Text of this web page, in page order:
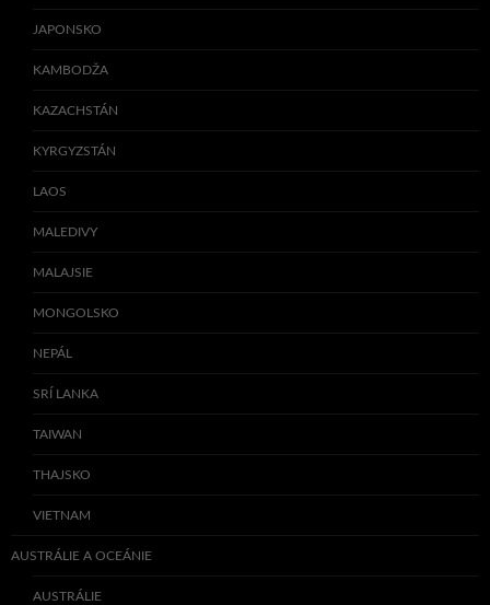
JAPONSKO
KAMBODŽA
KAZACHSTÁN
KYRGYZSTÁN
LAOS
MALEDIVY
MALAJSIE
MONGOLSKO
NEPÁL
SRÍ LANKA
TAIWAN
THAJSKO
VIETNAM
AUSTRÁLIE A OCEÁNIE
AUSTRÁLIE